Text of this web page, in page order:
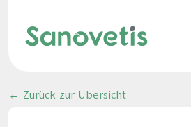
← Zurück zur Übersicht